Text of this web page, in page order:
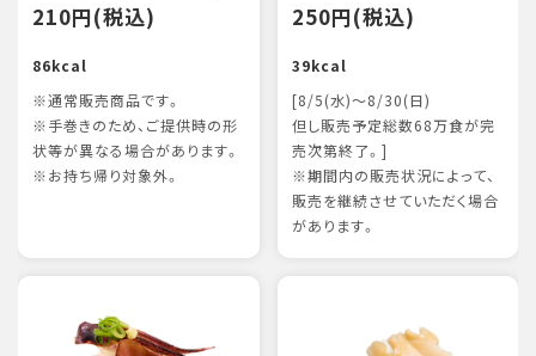
210円(税込)
86kcal
※通常販売商品です。
※手巻きのため、ご提供時の形
状等が異なる場合があります。
※お持ち帰り対象外。
250円(税込)
39kcal
[8/5(水)～8/30(日)
但し販売予定総数68万食が完
売次第終了。]
※期間内の販売状況によって、
販売を継続させていただく場合
があります。